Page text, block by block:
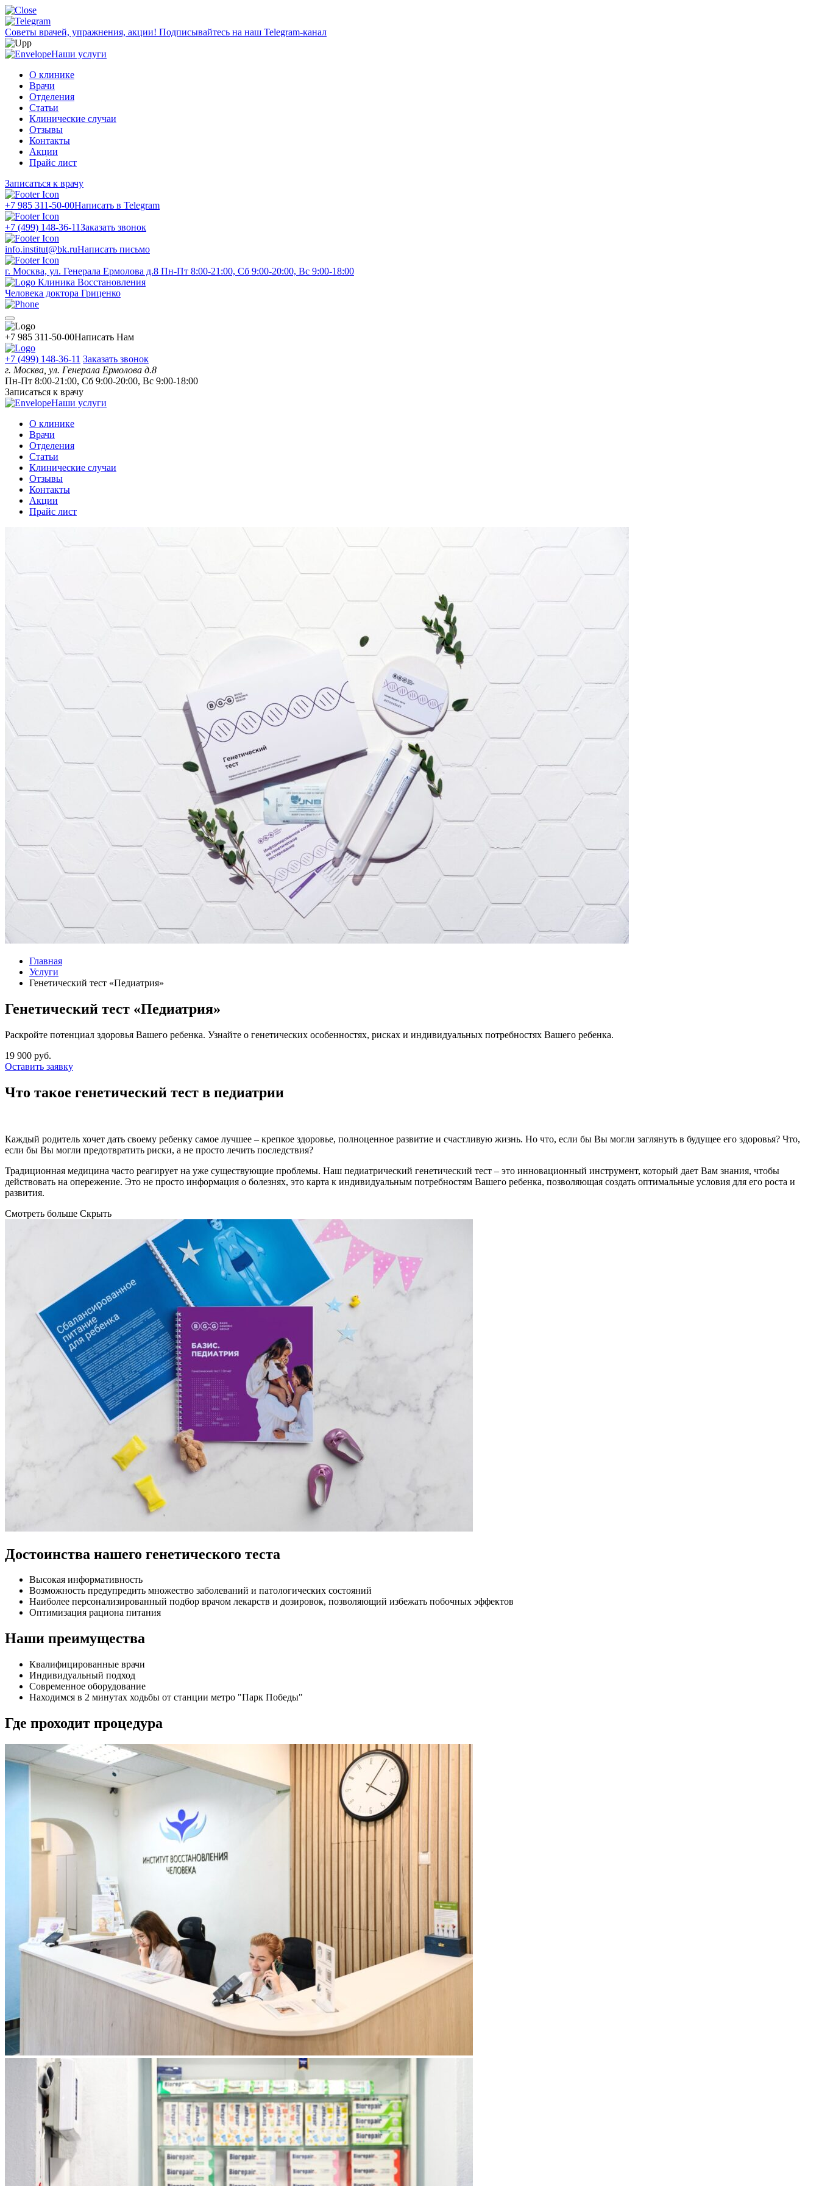
Советы врачей, упражнения, акции! Подписывайтесь на наш Telegram-канал
Наши услуги
О клинике
Врачи
Отделения
Статьи
Клинические случаи
Отзывы
Контакты
Акции
Прайс лист
Записаться к врачу
+7 985 311-50-00Написать в Telegram
+7 (499) 148-36-11Заказать звонок
info.institut@bk.ruНаписать письмо
г. Москва, ул. Генерала Ермолова д.8 Пн-Пт 8:00-21:00, Сб 9:00-20:00, Вс 9:00-18:00
Клиника Восстановления
Человека доктора Гриценко
+7 985 311-50-00Написать Нам
+7 (499) 148-36-11 Заказать звонок
г. Москва, ул. Генерала Ермолова д.8
Пн-Пт 8:00-21:00, Сб 9:00-20:00, Вс 9:00-18:00
Записаться к врачу
Наши услуги
О клинике
Врачи
Отделения
Статьи
Клинические случаи
Отзывы
Контакты
Акции
Прайс лист
Главная
Услуги
Генетический тест «Педиатрия»
Генетический тест «Педиатрия»
Раскройте потенциал здоровья Вашего ребенка. Узнайте о генетических особенностях, рисках и индивидуальных потребностях Вашего ребенка.
19 900 руб.
Оставить заявку
Что такое генетический тест в педиатрии
Каждый родитель хочет дать своему ребенку самое лучшее – крепкое здоровье, полноценное развитие и счастливую жизнь. Но что, если бы Вы могли заглянуть в будущее его здоровья? Что,
если бы Вы могли предотвратить риски, а не просто лечить последствия?
Традиционная медицина часто реагирует на уже существующие проблемы. Наш педиатрический генетический тест – это инновационный инструмент, который дает Вам знания, чтобы
действовать на опережение. Это не просто информация о болезнях, это карта к индивидуальным потребностям Вашего ребенка, позволяющая создать оптимальные условия для его роста и
развития.
Смотреть больше Скрыть
Достоинства нашего генетического теста
Высокая информативность
Возможность предупредить множество заболеваний и патологических состояний
Наиболее персонализированный подбор врачом лекарств и дозировок, позволяющий избежать побочных эффектов
Оптимизация рациона питания
Наши преимущества
Квалифицированные врачи
Индивидуальный подход
Современное оборудование
Находимся в 2 минутах ходьбы от станции метро "Парк Победы"
Где проходит процедура